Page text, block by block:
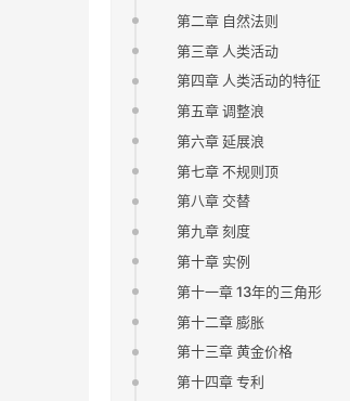
第二章 自然法则
第三章 人类活动
第四章 人类活动的特征
第五章 调整浪
第六章 延展浪
第七章 不规则顶
第八章 交替
第九章 刻度
第十章 实例
第十一章 13年的三角形
第十二章 膨胀
第十三章 黄金价格
第十四章 专利